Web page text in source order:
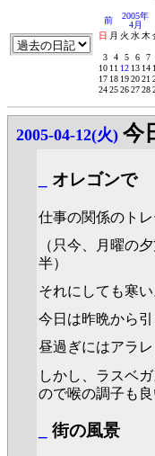
前
2005年
4月
日 月 火 水木
3
4 5 6 7
10 11 12 13 14
17 18 192021
2425262728
2005-04-12(火) 今
オレゴンで
仕事の関係のトレ
（只今、月曜の
半）
それにしても寒い
今日は昨晩から引
昼過ぎにはアラレ
しかし、ラスベ
ので喉の調子も良
街の風景